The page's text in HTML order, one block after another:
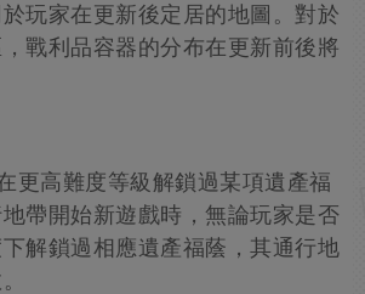
玩家在更新後定居的地圖。對於
戰利品容器的分布在更新前後將
更高難度等級解鎖過某項遺產福
帶開始新遊戲時，無論玩家是否
解鎖過相應遺產福蔭，其通行地